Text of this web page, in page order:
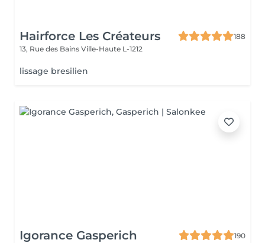
Hairforce Les Créateurs
188
13, Rue des Bains Ville-Haute L-1212
lissage bresilien
Igorance Gasperich
190